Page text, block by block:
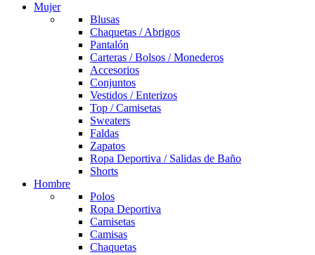
Mujer
Blusas
Chaquetas / Abrigos
Pantalón
Carteras / Bolsos / Monederos
Accesorios
Conjuntos
Vestidos / Enterizos
Top / Camisetas
Sweaters
Faldas
Zapatos
Ropa Deportiva / Salidas de Baño
Shorts
Hombre
Polos
Ropa Deportiva
Camisetas
Camisas
Chaquetas